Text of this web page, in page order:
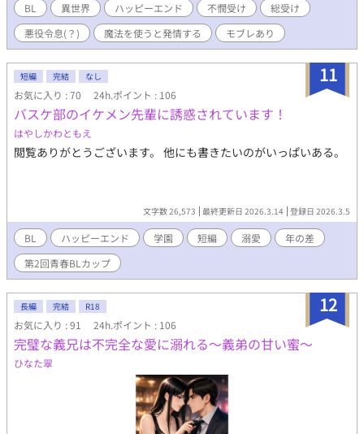
BL 異世界 ハッピーエンド 不憫受け
総受け
悪役令息(？)
魔法を使うと発情する モブレあり
11
短編 完結 なし
お気に入り : 70 24h.ポイント : 106
バスケ部のイケメン先輩に誘惑されています！
はやしかわともえ
閲覧ありがとうございます。 他にも書きたいのがいっぱいある。
文字数 26,573 最終更新日 2026.3.14 登録日 2026.3.5
BL ハッピーエンド 学園 短編 溺愛
年の差
第2回青春BLカップ
12
長編 完結 R18
お気に入り : 91 24h.ポイント : 106
完璧な義兄は不完全な愛に溺れる～義弟の甘い蜜～
ひなた翠